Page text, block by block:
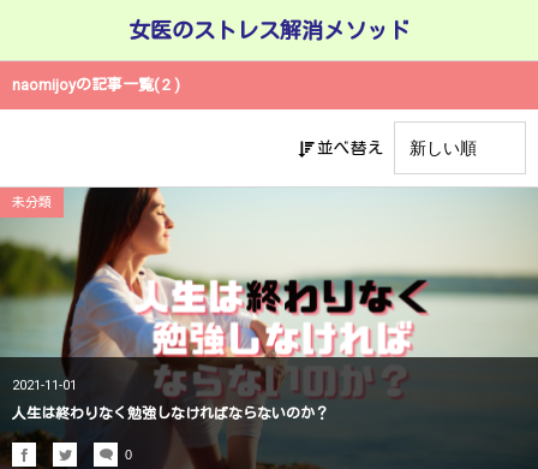
女医のストレス解消メソッド
naomijoyの記事一覧( 2 )
並べ替え
未分類
2021-11-01
人生は終わりなく勉強しなければならないのか？
0